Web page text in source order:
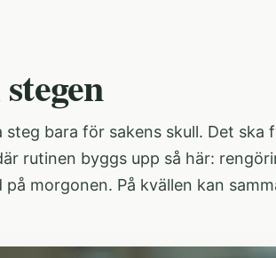
bara för sakens skull. Det ska
rutinen byggs upp så här:
morgonen. På kvällen kan